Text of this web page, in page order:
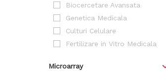
Biocercetare Avansata
Genetica Medicala
Culturi Celulare
Fertilizare in Vitro Medicala
Microarray